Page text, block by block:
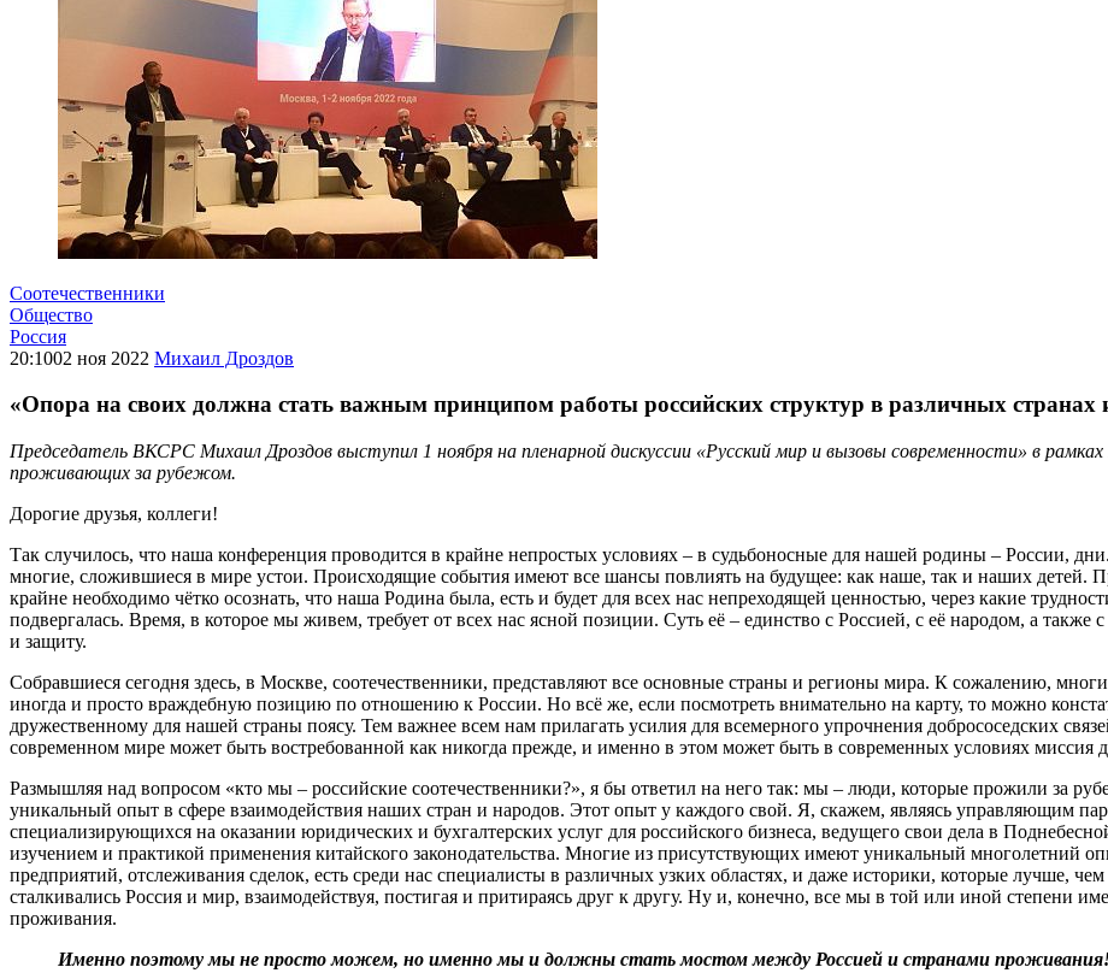
Соотечественники
Общество
Россия
20:1002 ноя 2022 Михаил Дроздов
«Опора на своих должна стать важным принципом работы российских структур в различных странах
Председатель ВКСРС Михаил Дроздов выступил 1 ноября на пленарной дискуссии «Русский мир и вызовы современности» в
проживающих за рубежом.
Дорогие друзья, коллеги!
Так случилось, что наша конференция проводится в крайне непростых условиях – в судьбоносные для нашей родины – России,
многие, сложившиеся в мире устои. Происходящие события имеют все шансы повлиять на будущее: как наше, так и наших детей.
крайне необходимо чётко осознать, что наша Родина была, есть и будет для всех нас непреходящей ценностью, через какие
подвергалась. Время, в которое мы живем, требует от всех нас ясной позиции. Суть её – единство с Россией, с её народом, а
и защиту.
Собравшиеся сегодня здесь, в Москве, соотечественники, представляют все основные страны и регионы мира. К сожалению,
иногда и просто враждебную позицию по отношению к России. Но всё же, если посмотреть внимательно на карту, то можно
дружественному для нашей страны поясу. Тем важнее всем нам прилагать усилия для всемерного упрочнения добрососедских
современном мире может быть востребованной как никогда прежде, и именно в этом может быть в современных условиях миссия
Размышляя над вопросом «кто мы – российские соотечественники?», я бы ответил на него так: мы – люди, которые прожили за
уникальный опыт в сфере взаимодействия наших стран и народов. Этот опыт у каждого свой. Я, скажем, являясь управляющим
специализирующихся на оказании юридических и бухгалтерских услуг для российского бизнеса, ведущего свои дела в
изучением и практикой применения китайского законодательства. Многие из присутствующих имеют уникальный многолетний
предприятий, отслеживания сделок, есть среди нас специалисты в различных узких областях, и даже историки, которые лучше,
сталкивались Россия и мир, взаимодействуя, постигая и притираясь друг к другу. Ну и, конечно, все мы в той или иной степени
проживания.
Именно поэтому мы не просто можем, но именно мы и должны стать мостом между Россией и странами